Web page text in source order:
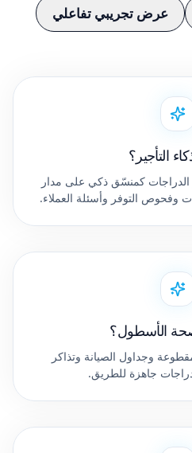
عرض تجريبي تفاعلي
التأجير؟
الدراجات كمنسّق ذكي على مدار
الأسطول؟
وجداول الصيانة وتذاكر
جاهزة للطريق.